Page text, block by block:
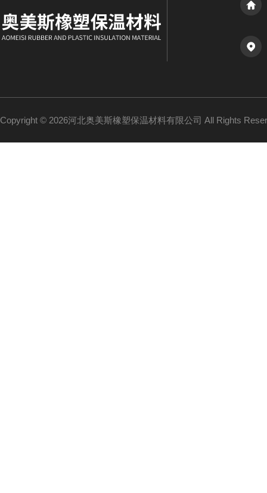
Copyright © 2026河北奥美斯橡塑保温材料有限公司 All Rights